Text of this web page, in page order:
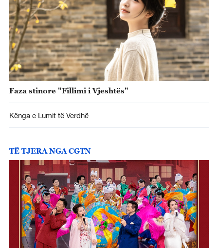
Faza stinore "Fillimi i Vjeshtës"
Kënga e Lumit të Verdhë
TË TJERA NGA CGTN